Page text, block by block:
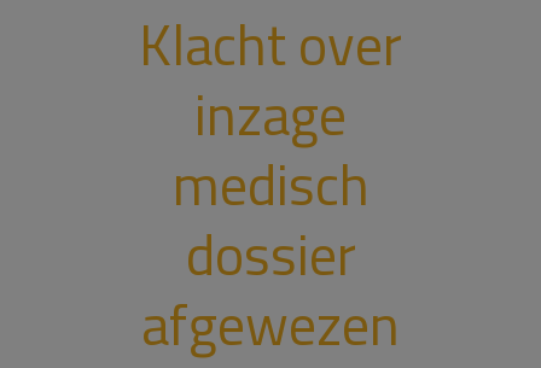
Klacht over
inzage
medisch
dossier
afgewezen